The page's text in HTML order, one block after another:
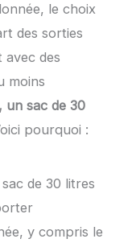
le choix
des sorties
des
moins
un sac de 30
pourquoi :
de 30 litres
y compris le